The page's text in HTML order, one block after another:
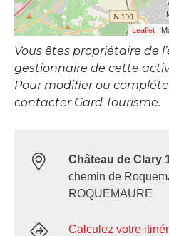
Leaflet|
Vous êtes propriétaire de
gestionnaire de cette
Pour modifier ou
contacter Gard Tourisme.
Château de Clary
chemin de
ROQUEMAURE
Calculez votre